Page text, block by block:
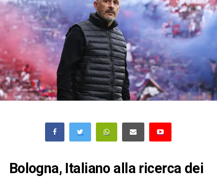
Bologna, Italiano alla ricerca dei